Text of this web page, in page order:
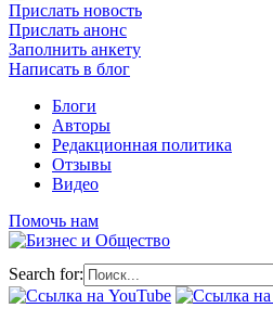
Прислать новость
Прислать анонс
Заполнить анкету
Написать в блог
Блоги
Авторы
Редакционная политика
Отзывы
Видео
Помочь нам
Search for: